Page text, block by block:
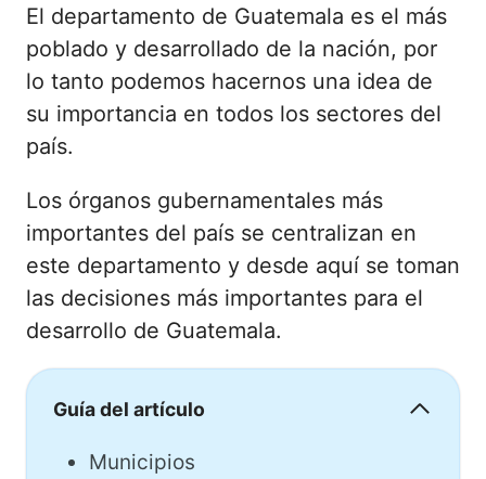
El departamento de Guatemala es el más
poblado y desarrollado de la nación, por
lo tanto podemos hacernos una idea de
su importancia en todos los sectores del
país.
Los órganos gubernamentales más
importantes del país se centralizan en
este departamento y desde aquí se toman
las decisiones más importantes para el
desarrollo de Guatemala.
Guía del artículo
Municipios